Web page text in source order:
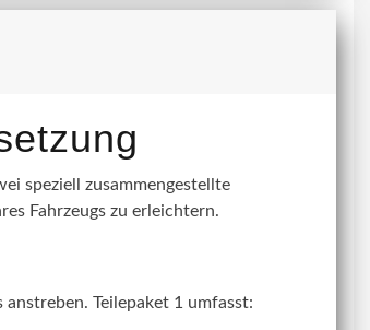
speziell zusammengestellte
Fahrzeugs zu erleichtern.
Teilepaket 1 umfasst: